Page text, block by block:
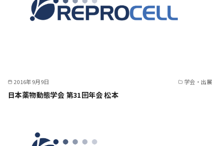
2016年9月9日 学会・出展
日本薬物動態学会 第31回年会 松本